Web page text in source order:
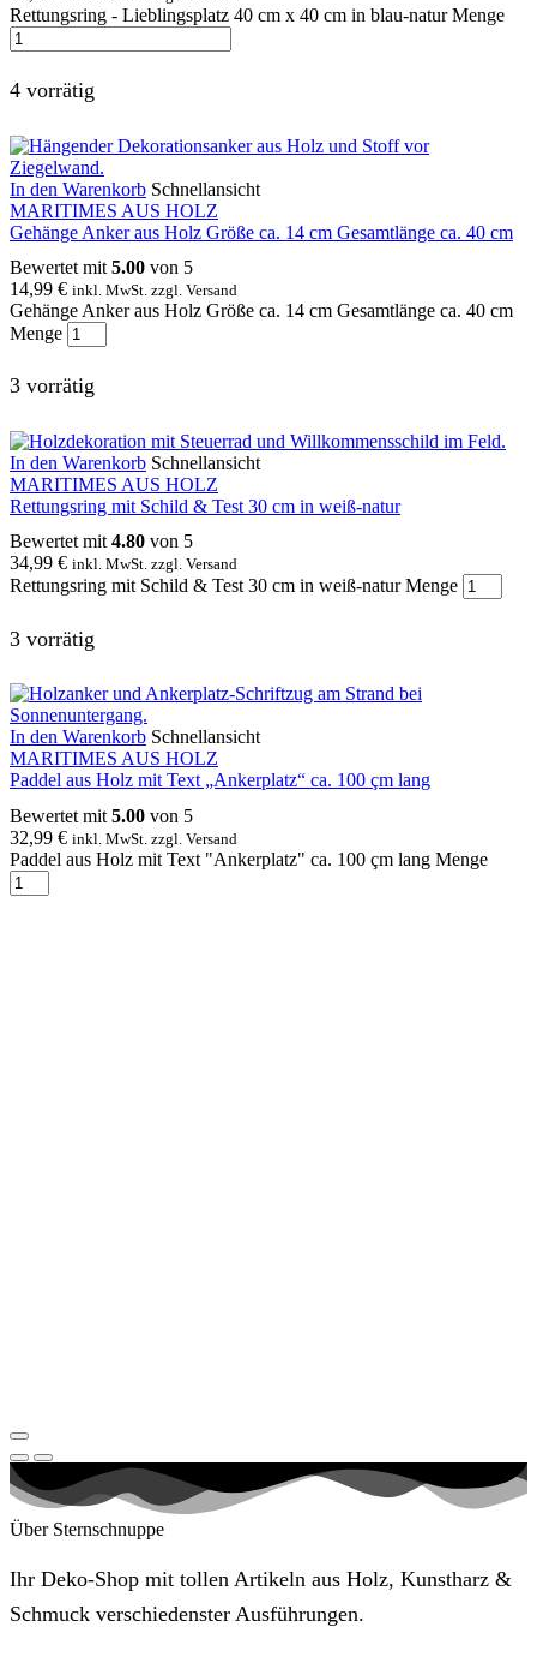
Rettungsring - Lieblingsplatz 40 cm x 40 cm in blau-natur Menge
4 vorrätig
In den Warenkorb Schnellansicht
MARITIMES AUS HOLZ
Gehänge Anker aus Holz Größe ca. 14 cm Gesamtlänge ca. 40 cm
Bewertet mit 5.00 von 5
14,99 € inkl. MwSt. zzgl. Versand
Gehänge Anker aus Holz Größe ca. 14 cm Gesamtlänge ca. 40 cm
Menge
3 vorrätig
In den Warenkorb Schnellansicht
MARITIMES AUS HOLZ
Rettungsring mit Schild & Test 30 cm in weiß-natur
Bewertet mit 4.80 von 5
34,99 € inkl. MwSt. zzgl. Versand
Rettungsring mit Schild & Test 30 cm in weiß-natur Menge
3 vorrätig
In den Warenkorb Schnellansicht
MARITIMES AUS HOLZ
Paddel aus Holz mit Text „Ankerplatz“ ca. 100 çm lang
Bewertet mit 5.00 von 5
32,99 € inkl. MwSt. zzgl. Versand
Paddel aus Holz mit Text "Ankerplatz" ca. 100 çm lang Menge
Über Sternschnuppe
Ihr Deko-Shop mit tollen Artikeln aus Holz, Kunstharz &
Schmuck verschiedenster Ausführungen.